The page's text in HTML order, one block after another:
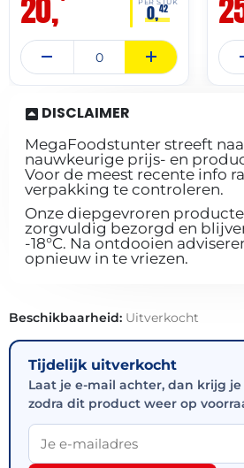
20, 0,42
DISCLAIMER
MegaFoodstunter streeft
nauwkeurige prijs- en
Voor de meest recente info
verpakking te controleren.
Onze diepgevroren
zorgvuldig bezorgd en
-18°C. Na ontdooien
opnieuw in te vriezen.
Beschikbaarheid: Uitverkocht
Tijdelijk uitverkocht
Laat je e-mail achter, dan krijg
zodra dit product weer op